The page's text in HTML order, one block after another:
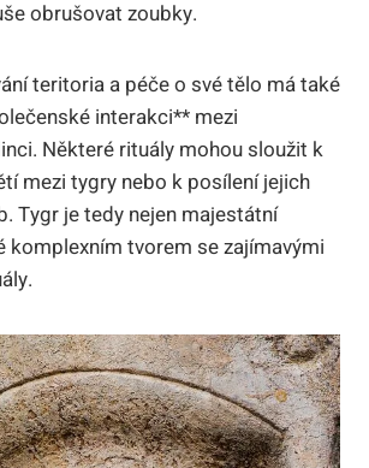
obrušovat zoubky.
teritoria a péče o své tělo má také
interakci** mezi
Některé rituály mohou sloužit k
mezi tygry nebo k posílení jejich
Tygr je tedy nejen majestátní
komplexním tvorem se zajímavými